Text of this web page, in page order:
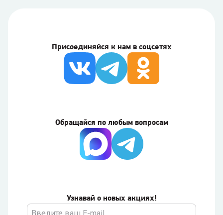
Присоединяйся к нам в соцсетях
Узнавай о новых акциях!
Обращайся по любым вопросам